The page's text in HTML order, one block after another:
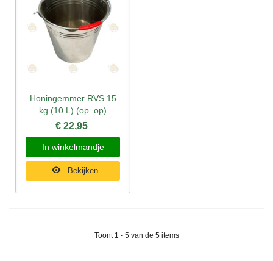
Honingemmer RVS 15
kg (10 L) (op=op)
€ 22,95
In winkelmandje
Bekijken
Toont 1 - 5 van de 5 items